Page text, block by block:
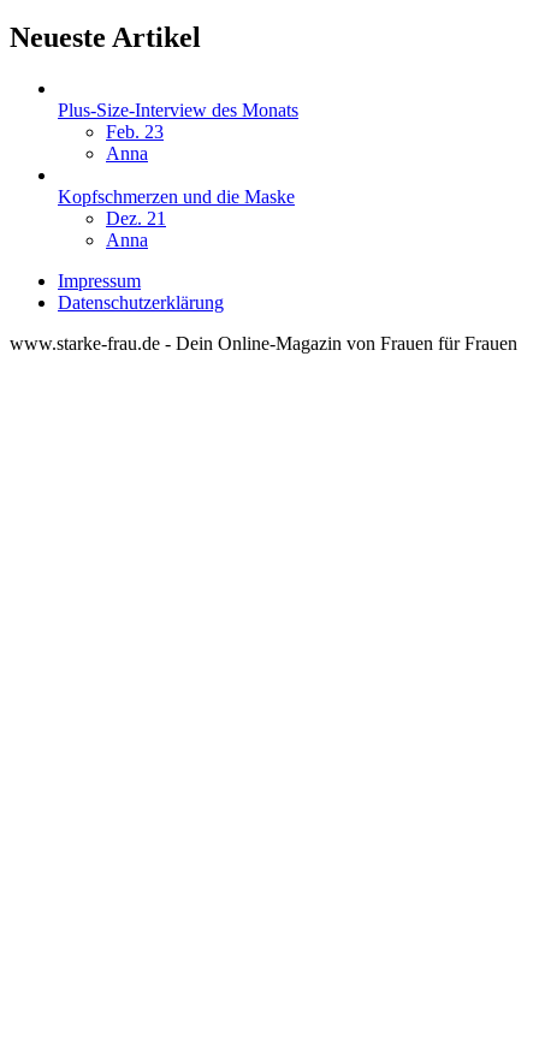
Neueste Artikel
Plus-Size-Interview des Monats
Feb. 23
Anna
Kopfschmerzen und die Maske
Dez. 21
Anna
Impressum
Datenschutzerklärung
www.starke-frau.de - Dein Online-Magazin von Frauen für Frauen